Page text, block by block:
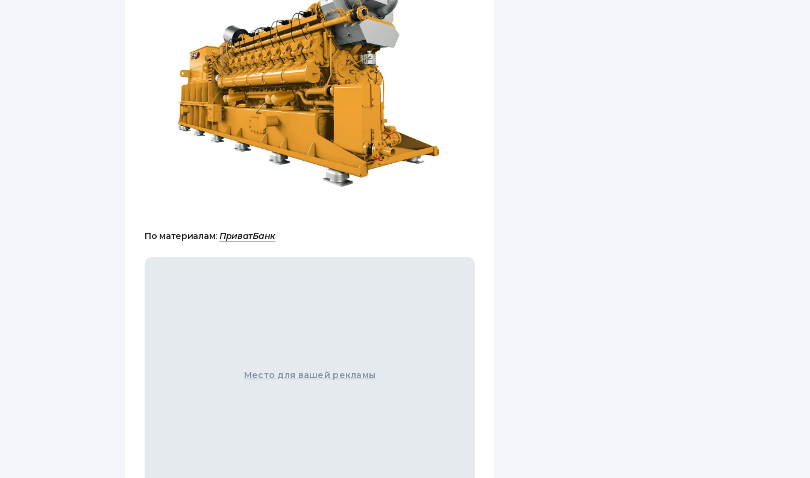
По материалам: ПриватБанк
Место для вашей рекламы